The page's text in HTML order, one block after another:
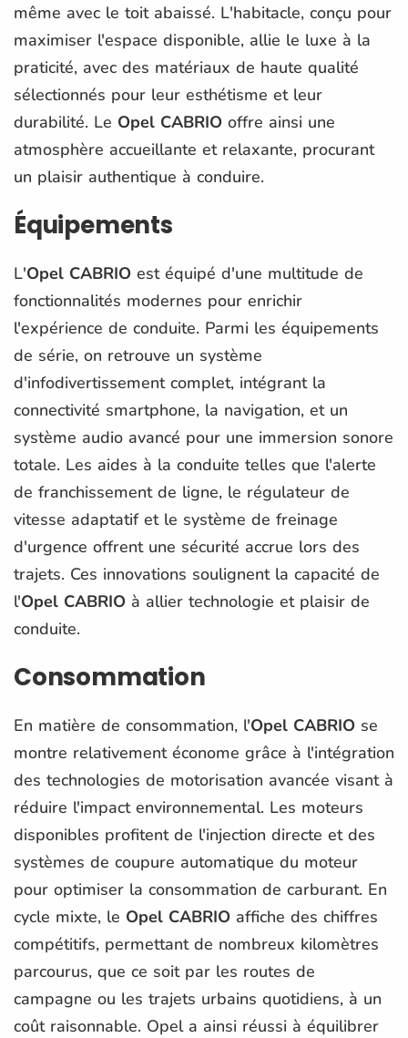
même avec le toit abaissé. L'habitacle, conçu pour
maximiser l'espace disponible, allie le luxe à la
praticité, avec des matériaux de haute qualité
sélectionnés pour leur esthétisme et leur
durabilité. Le Opel CABRIO offre ainsi une
atmosphère accueillante et relaxante, procurant
un plaisir authentique à conduire.
Équipements
L'Opel CABRIO est équipé d'une multitude de
fonctionnalités modernes pour enrichir
l'expérience de conduite. Parmi les équipements
de série, on retrouve un système
d'infodivertissement complet, intégrant la
connectivité smartphone, la navigation, et un
système audio avancé pour une immersion sonore
totale. Les aides à la conduite telles que l'alerte
de franchissement de ligne, le régulateur de
vitesse adaptatif et le système de freinage
d'urgence offrent une sécurité accrue lors des
trajets. Ces innovations soulignent la capacité de
l'Opel CABRIO à allier technologie et plaisir de
conduite.
Consommation
En matière de consommation, l'Opel CABRIO se
montre relativement économe grâce à l'intégration
des technologies de motorisation avancée visant à
réduire l'impact environnemental. Les moteurs
disponibles profitent de l'injection directe et des
systèmes de coupure automatique du moteur
pour optimiser la consommation de carburant. En
cycle mixte, le Opel CABRIO affiche des chiffres
compétitifs, permettant de nombreux kilomètres
parcourus, que ce soit par les routes de
campagne ou les trajets urbains quotidiens, à un
coût raisonnable. Opel a ainsi réussi à équilibrer